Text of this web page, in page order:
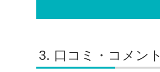
口コミ・コメント